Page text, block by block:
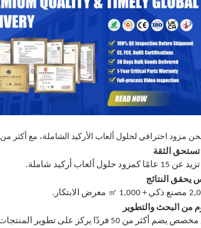
مزود احترافي لحلول ألعاب الأركيد الشاملة، مع أكثر من 15 عامًا من الخبرة في هذا المجال.
الثقة
حلول ألعاب أركيد شاملة.
يحقق النتائج
مصنع ذكي + 1,000 ㎡ معرض الابتكار.
من البحث والتطوير
أكثر من 50 فردًا يركز على تطوير المنتجات وتخصيصها.